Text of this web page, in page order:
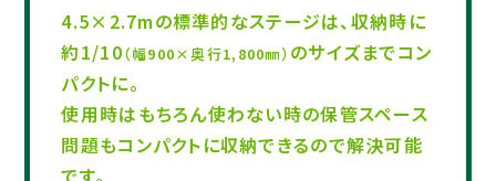
4.5×2.7mの標準的なステージは、収納時に
約1/10（幅900×奥行1,800㎜） のサイズまでコン
パクトに。
使用時はもちろん使わない時の保管スペース
問題もコンパクトに収納できるので解決可能
です。​​​